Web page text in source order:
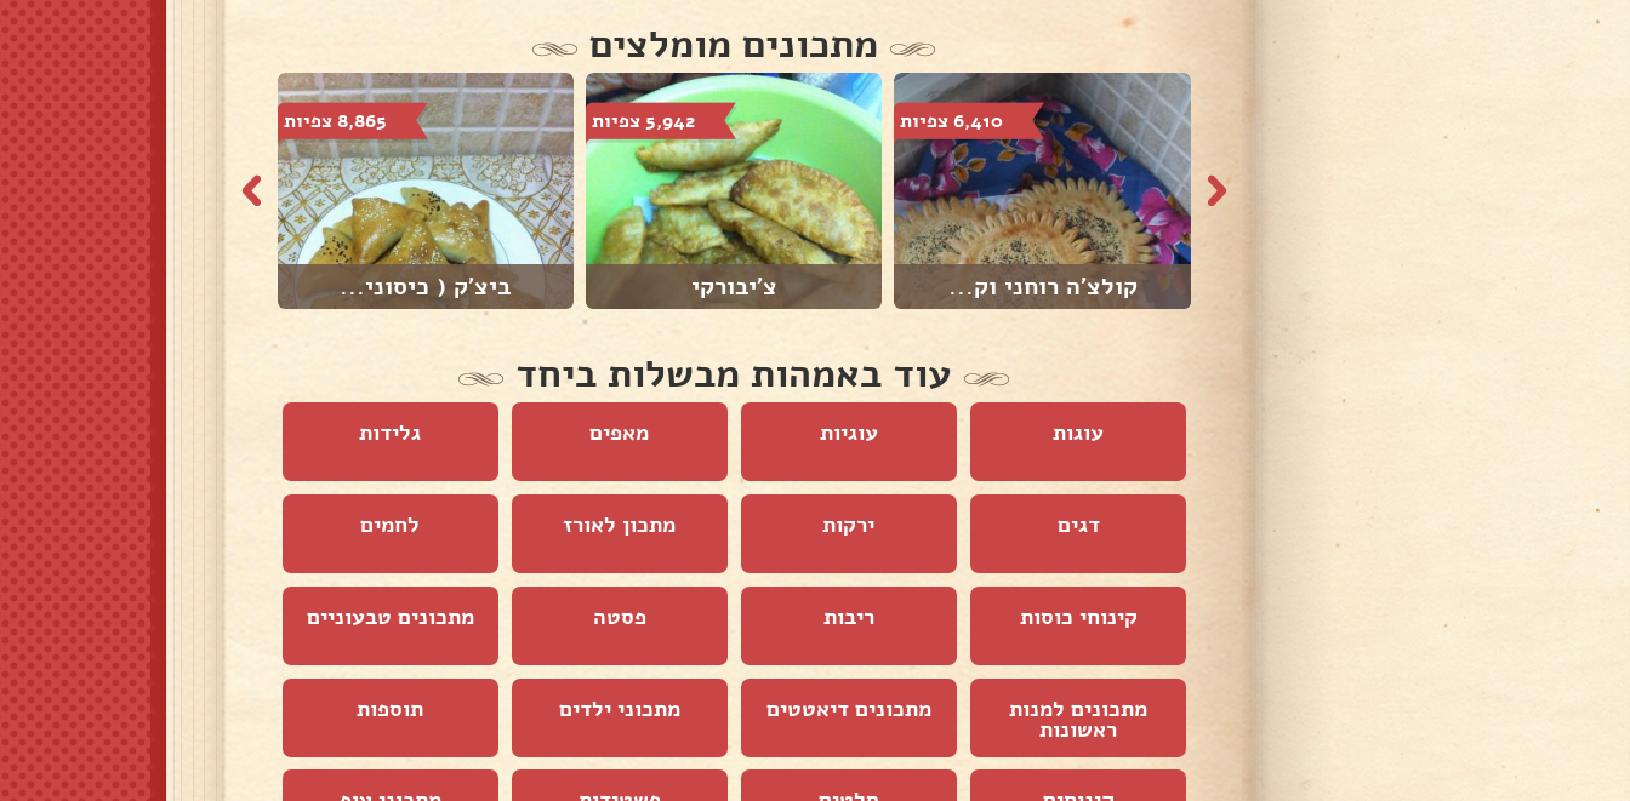
מתכונים מומלצים
גוז'גיז'דה בוכר...
6,410 צפיות
קולצ׳ה רוחני וק...
5,942 צפיות
צ'יבורקי
8,865 צפיות
ביצ׳ק ( כיסוני...
עוד באמהות מבשלות ביחד
עוגות עוגיות מאפים גלידות
דגים ירקות מתכון לאורז לחמים
קינוחי כוסות ריבות פסטה מתכונים טבעוניים
מתכונים למנות
ראשונות
מתכונים דיאטטים מתכוני ילדים תוספות